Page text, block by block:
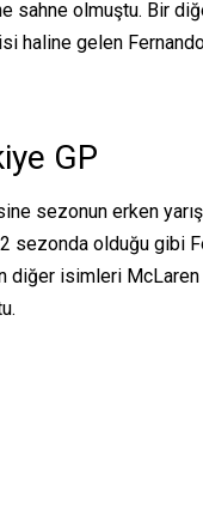
sahne olmuştu. Bir
haline gelen
GP
sezonun erken
2 sezonda olduğu
diğer isimleri